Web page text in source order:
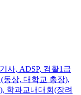
사, ADSP, 컴활1급
동상, 대학교 총장),
학과교내대회(장려